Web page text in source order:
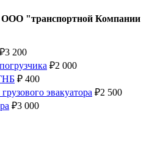
ООО "транспортной Компании
₽3 200
₽2 000
₽ 400
эвакуатора ₽2 500
₽3 000